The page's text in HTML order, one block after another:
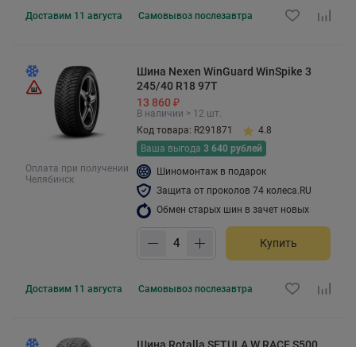
Доставим 11 августа Самовывоз послезавтра
Оплата при получении
Челябинск
Шина Nexen WinGuard WinSpike 3
245/40 R18 97T
13 860 ₽
В наличии > 12 шт.
Код товара: R291871
4.8
Ваша выгода 3 640 рублей
Шиномонтаж в подарок
Защита от проколов 74 колеса.RU
Обмен старых шин в зачет новых
Купить
Доставим 11 августа Самовывоз послезавтра
Шина Rotalla SETULA W RACE S500